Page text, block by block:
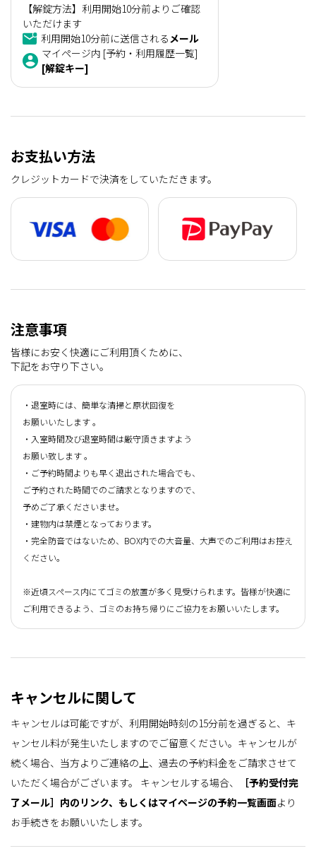
【解錠方法】利用開始10分前よりご確認
いただけます
利用開始10分前に送信されるメール
マイページ内 [予約・利用履歴一覧]
[解錠キー]
お支払い方法
クレジットカードで決済をしていただきます。
注意事項
皆様にお安く快適にご利用頂くために、
下記をお守り下さい。
・退室時には、簡単な清掃と原状回復を
お願いいたします 。
・入室時間及び退室時間は厳守頂きますよう
お願い致します 。
・ご予約時間よりも早く退出された場合でも、
ご予約された時間でのご請求となりますので、
予めご了承くださいませ。
・建物内は禁煙となっております。
・完全防音ではないため、BOX内での大音量、大声でのご利用はお控え
ください。
※近頃スペース内にてゴミの放置が多く見受けられます。皆様が快適に
ご利用できるよう、ゴミのお持ち帰りにご協力をお願いいたします。
キャンセルに関して
キャンセルは可能ですが、利用開始時刻の15分前を過ぎると、キ
ャンセル料が発生いたしますのでご留意ください。キャンセルが
続く場合、当方よりご連絡の上、過去の予約料金をご請求させて
いただく場合がございます。
キャンセルする場合、
［予約受付完
了メール］内のリンク、もしくはマイページの予約一覧画面より
お手続きをお願いいたします。